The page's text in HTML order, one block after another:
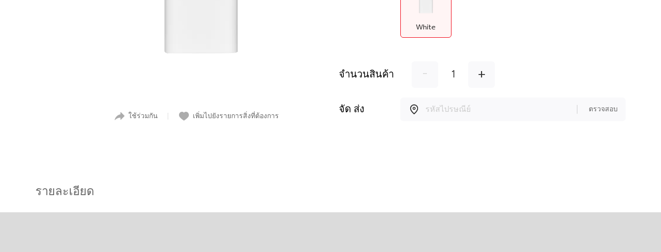
ใช้ร่วมกัน เพิ่มไปยังรายการสิ่งที่ต้องการ
White
จำนวนสินค้า - 1 +
จัด ส่ง ตรวจสอบ
รายละเอียด